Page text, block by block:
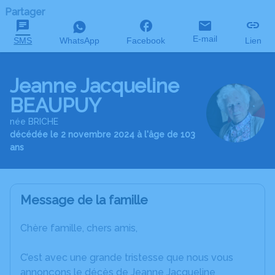
Partager
SMS WhatsApp Facebook E-mail Lien
Jeanne Jacqueline
BEAUPUY
née BRICHE
décédée le 2 novembre 2024 à l'âge de 103
ans
Message de la famille
Chère famille, chers amis,
C’est avec une grande tristesse que nous vous
annonçons le décès de Jeanne Jacqueline